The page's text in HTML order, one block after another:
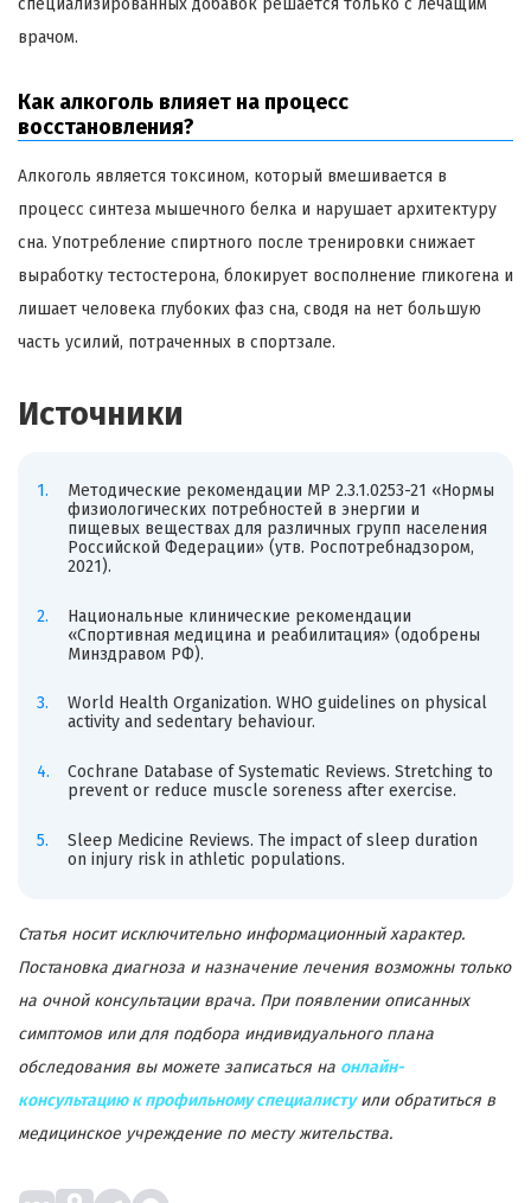
врачом.
Как алкоголь влияет на процесс
восстановления?
Алкоголь является токсином, который вмешивается в
процесс синтеза мышечного белка и нарушает архитектуру
сна. Употребление спиртного после тренировки снижает
выработку тестостерона, блокирует восполнение гликогена и
лишает человека глубоких фаз сна, сводя на нет большую
часть усилий, потраченных в спортзале.
Источники
Методические рекомендации МР 2.3.1.0253-21 «Нормы
физиологических потребностей в энергии и
пищевых веществах для различных групп населения
Российской Федерации» (утв. Роспотребнадзором,
2021).
Национальные клинические рекомендации
«Спортивная медицина и реабилитация» (одобрены
Минздравом РФ).
World Health Organization. WHO guidelines on physical
activity and sedentary behaviour.
Cochrane Database of Systematic Reviews. Stretching to
prevent or reduce muscle soreness after exercise.
Sleep Medicine Reviews. The impact of sleep duration
on injury risk in athletic populations.
Статья носит исключительно информационный характер.
Постановка диагноза и назначение лечения возможны только
на очной консультации врача. При появлении описанных
симптомов или для подбора индивидуального плана
обследования вы можете записаться на онлайн-
консультацию к профильному специалистуили обратиться в
медицинское учреждение по месту жительства.